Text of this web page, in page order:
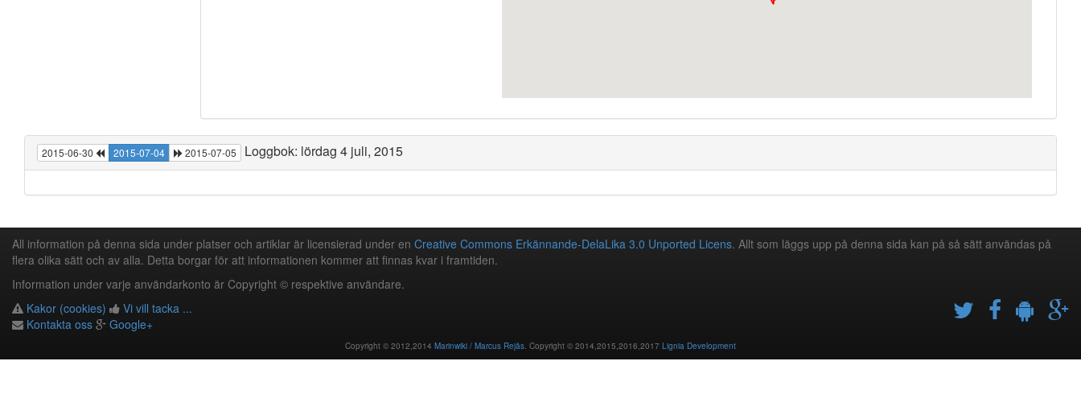
2015-06-30 2015-07-04 2015-07-05 Loggbok: lördag 4 juli, 2015
All information på denna sida under platser och artiklar är licensierad under en Creative Commons Erkännande-DelaLika 3.0 Unported Licens. Allt som läggs upp på denna sida kan på så sätt användas på
flera olika sätt och av alla. Detta borgar för att informationen kommer att finnas kvar i framtiden.
Information under varje användarkonto är Copyright © respektive användare.
Kakor (cookies)
Vi vill tacka ...
Kontakta oss
Google+
Copyright © 2012,2014 Marinwiki / Marcus Rejås. Copyright © 2014,2015,2016,2017 Lignia Development